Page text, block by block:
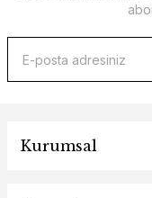
Kurumsal